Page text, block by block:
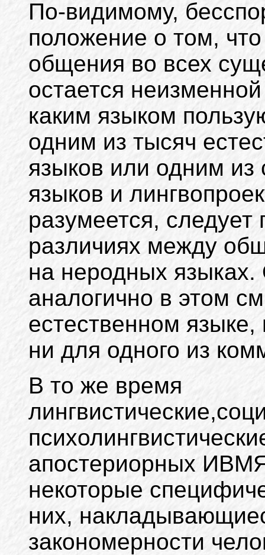
По-видимому,
положение о том,
общения во всех
остается
каким языком
одним из тысяч
языков или одним из
языков и
разумеется,
различиях между
на неродных
аналогично в этом
естественном
ни для одного из
В то же время
апостериорных
некоторые
них,
закономерности